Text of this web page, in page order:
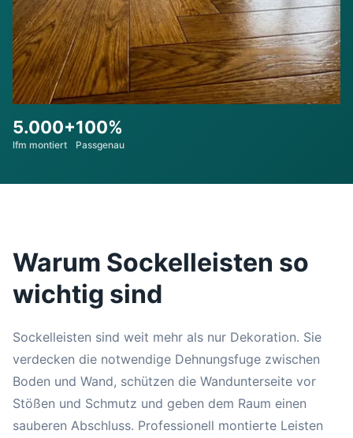
5.000+
lfm montiert
100%
Passgenau
Warum Sockelleisten so
wichtig sind
Sockelleisten sind weit mehr als nur Dekoration. Sie
verdecken die notwendige Dehnungsfuge zwischen
Boden und Wand, schützen die Wandunterseite vor
Stößen und Schmutz und geben dem Raum einen
sauberen Abschluss. Professionell montierte Leisten